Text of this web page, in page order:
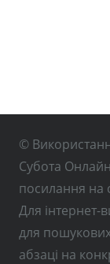
©
Субота
посилання на
Для інтернет-
для
абзаці на